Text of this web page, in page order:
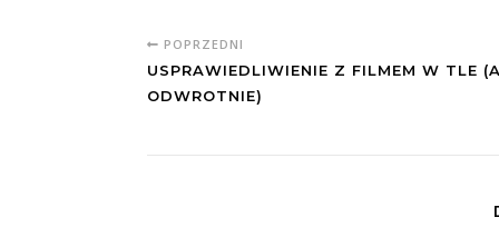
POPRZEDNI
USPRAWIEDLIWIENIE Z FILMEM W TLE
ODWROTNIE)